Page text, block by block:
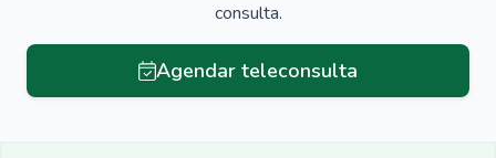
consulta.
Agendar teleconsulta